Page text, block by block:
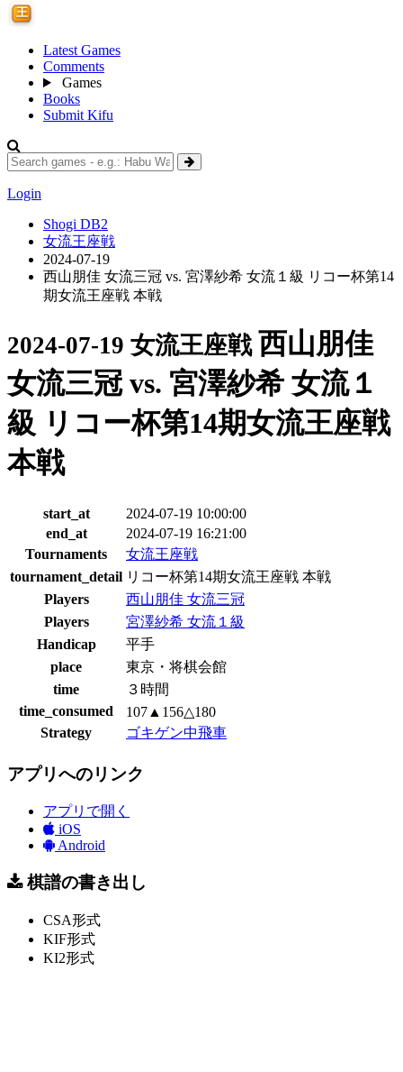
Latest Games
Comments
Games
Books
Submit Kifu
Login
Shogi DB2
女流王座戦
2024-07-19
西山朋佳 女流三冠 vs. 宮澤紗希 女流１級 リコー杯第14
期女流王座戦 本戦
2024-07-19 女流王座戦 西山朋佳
女流三冠 vs. 宮澤紗希 女流１
級 リコー杯第14期女流王座戦
本戦
start_at
2024-07-19 10:00:00
end_at
2024-07-19 16:21:00
Tournaments
女流王座戦
tournament_detail リコー杯第14期女流王座戦 本戦
Players
西山朋佳 女流三冠
Players
宮澤紗希 女流１級
Handicap
平手
place
東京・将棋会館
time
３時間
time_consumed
107▲156△180
Strategy
ゴキゲン中飛車
アプリへのリンク
アプリで開く
iOS
Android
棋譜の書き出し
CSA形式
KIF形式
KI2形式